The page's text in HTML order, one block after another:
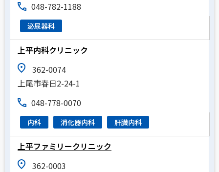
048-782-1188
泌尿器科
上平内科クリニック
362-0074
上尾市春日2-24-1
048-778-0070
内科 消化器内科 肝臓内科
上平ファミリークリニック
362-0003